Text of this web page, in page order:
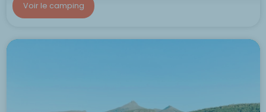
Voir le camping